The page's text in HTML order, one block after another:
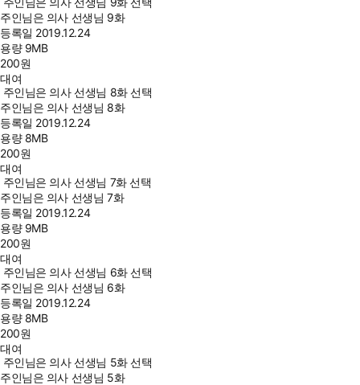
주인님은 의사 선생님 9화
등록일 2019.12.24
용량 9MB
200원
대여
주인님은 의사 선생님 8화 선택
주인님은 의사 선생님 8화
등록일 2019.12.24
용량 8MB
200원
대여
주인님은 의사 선생님 7화 선택
주인님은 의사 선생님 7화
등록일 2019.12.24
용량 9MB
200원
대여
주인님은 의사 선생님 6화 선택
주인님은 의사 선생님 6화
등록일 2019.12.24
용량 8MB
200원
대여
주인님은 의사 선생님 5화 선택
주인님은 의사 선생님 5화